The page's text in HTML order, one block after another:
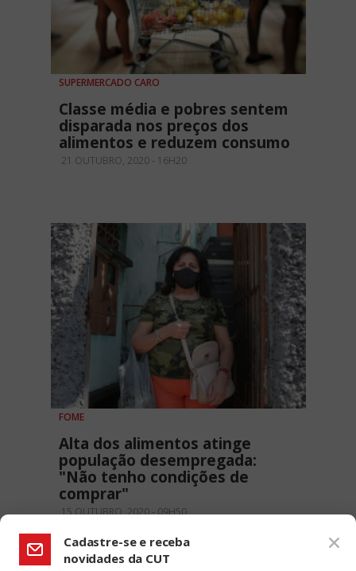
SUPERMERCADO CARO
Classe média e pobres sentem
disparada nos preços dos
alimentos e reduzem consumo
21 OUTUBRO, 2020 - 16H20
FOME
Alta dos alimentos atinge
população desempregada:
"Não tenho condições de
comprar"
15 OUTUBRO, 2020 - 09H50
Cadastre-se e receba
novidades da CUT